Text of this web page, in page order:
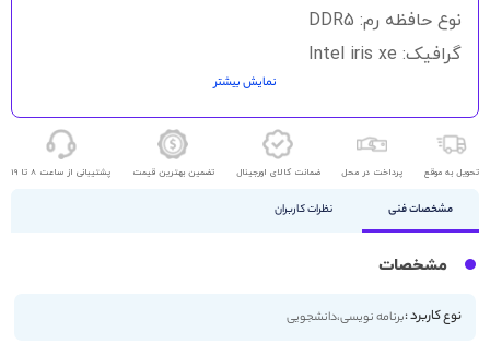
نوع حافظه رم: DDR5
گرافیک: Intel iris xe
اندازه صفحه نمایش: 14 اینچ
کیفیت صفحه نمایش: 2K
نمایش بیشتر
تحویل به موقع پرداخت در محل ضمانت کالای اورجینال تضمین بهترین قیمت پشتیبانی از ساعت 8 تا 19
مشخصات فنی نظرات کاربران
مشخصات
نوع کاربرد :برنامه نویسی،دانشجویی